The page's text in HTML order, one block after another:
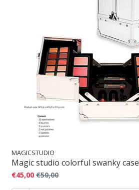
MAGICSTUDIO
Magic studio colorful swanky case
€45,00 €50,00